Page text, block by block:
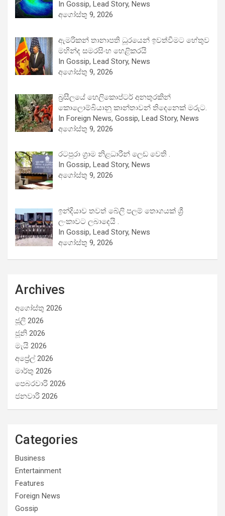
In Gossip, Lead Story, News
අගෝස්තු 9, 2026
ඇමරිකන් තානාපති ධූරයෙන් ඉවත්වීමට හේතුව
මහින්ද සමරසිංහ හෙළිකරයි
In Gossip, Lead Story, News
අගෝස්තු 9, 2026
බ්‍රසීලයේ හෙලිකොප්ටර් අනතුරකින්
කොලොම්බියානු කාන්තාවන් තිදෙනෙක් මරුට.
In Foreign News, Gossip, Lead Story, News
අගෝස්තු 9, 2026
රටපුරා ග්‍රාම නිළධාරීන් ලෙඩ වෙති .
In Gossip, Lead Story, News
අගෝස්තු 9, 2026
ඉන්දියාව තවත් බේලි පලම් තොගයක් ශ්‍රී
ලංකාවට ලබාදෙයි .
In Gossip, Lead Story, News
අගෝස්තු 9, 2026
Archives
අගෝස්තු 2026
ජූලි 2026
ජූනි 2026
මැයි 2026
අප්‍රේල් 2026
මාර්තු 2026
පෙබරවාරි 2026
ජනවාරි 2026
Categories
Business
Entertainment
Features
Foreign News
Gossip